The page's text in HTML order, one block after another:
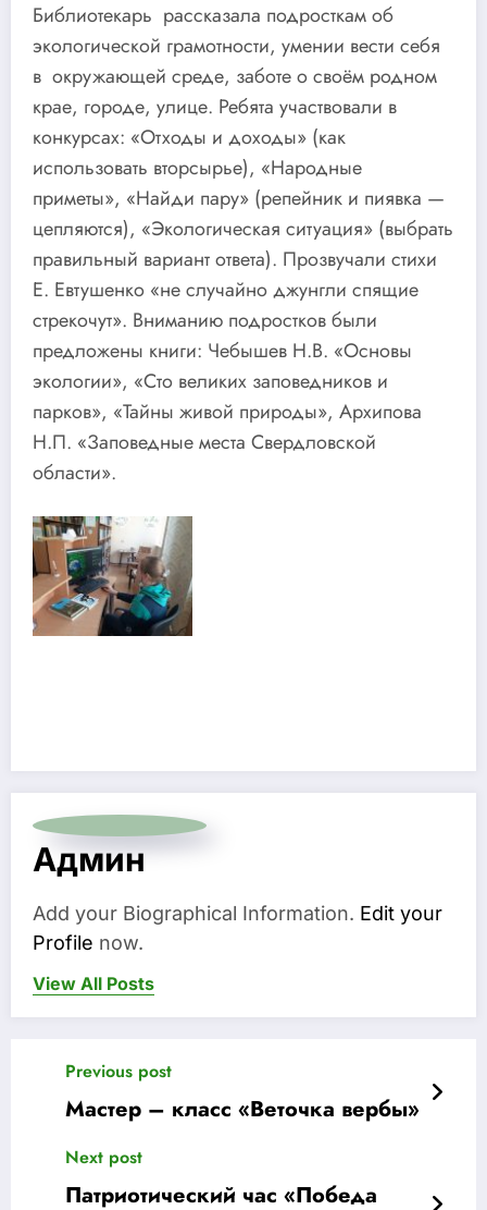
Библиотекарь рассказала подросткам об
экологической грамотности, умении вести себя
в окружающей среде, заботе о своём родном
крае, городе, улице. Ребята участвовали в
конкурсах: «Отходы и доходы» (как
использовать вторсырье), «Народные
приметы», «Найди пару» (репейник и пиявка —
цепляются), «Экологическая ситуация» (выбрать
правильный вариант ответа). Прозвучали стихи
Е. Евтушенко «не случайно джунгли спящие
стрекочут». Вниманию подростков были
предложены книги: Чебышев Н.В. «Основы
экологии», «Сто великих заповедников и
парков», «Тайны живой природы», Архипова
Н.П. «Заповедные места Свердловской
области».
Админ
Add your Biographical Information. Edit your
Profile now.
View All Posts
Previous post
Мастер – класс «Веточка вербы»
Next post
Патриотический час «Победа